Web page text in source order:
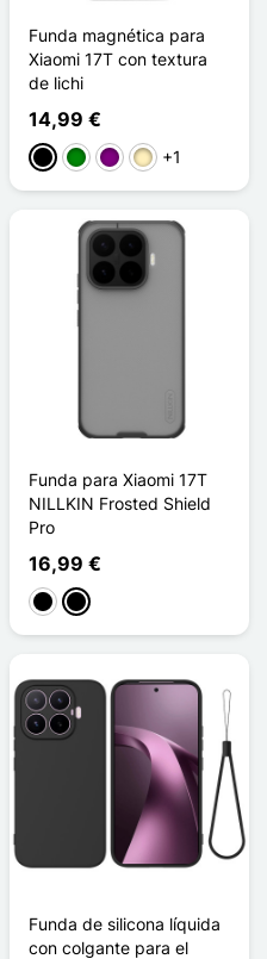
Funda magnética para
Xiaomi 17T con textura
de lichi
14,99 €
NegroVerdePúrpura
Oro +1
Funda para Xiaomi 17T
NILLKIN Frosted Shield
Pro
16,99 €
NegroNoir Transparent
Funda de silicona líquida
con colgante para el